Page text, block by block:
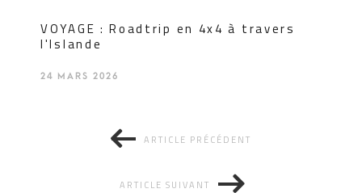
VOYAGE : Roadtrip en 4x4 à travers
l'Islande
24 MARS 2026
ARTICLE PRÉCÉDENT
ARTICLE SUIVANT